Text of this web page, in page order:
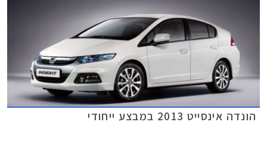
הונדה אינסייט 2013 במבצע ייחודי